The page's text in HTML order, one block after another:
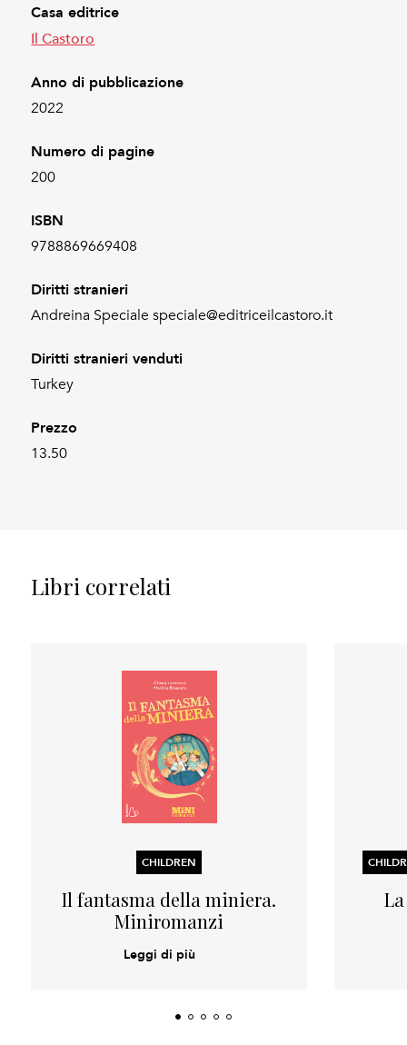
Casa editrice
Il Castoro
Anno di pubblicazione
2022
Numero di pagine
200
ISBN
9788869669408
Diritti stranieri
Andreina Speciale speciale@editriceilcastoro.it
Diritti stranieri venduti
Turkey
Prezzo
13.50
Libri correlati
CHILDREN
Il fantasma della miniera.
Miniromanzi
Leggi di più